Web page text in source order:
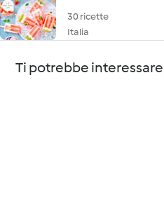
30 ricette
Italia
Ti potrebbe